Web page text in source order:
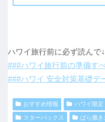
ハワイ旅行前に必ず読んで
###ハワイ旅行前の準備す
###ハワイ 安全対策基礎デ
おすすめ情報 ハワイ限定
スターバックス
ばら撒き